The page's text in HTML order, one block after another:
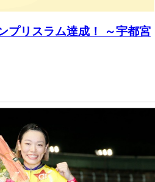
プリスラム達成！ ～宇都宮